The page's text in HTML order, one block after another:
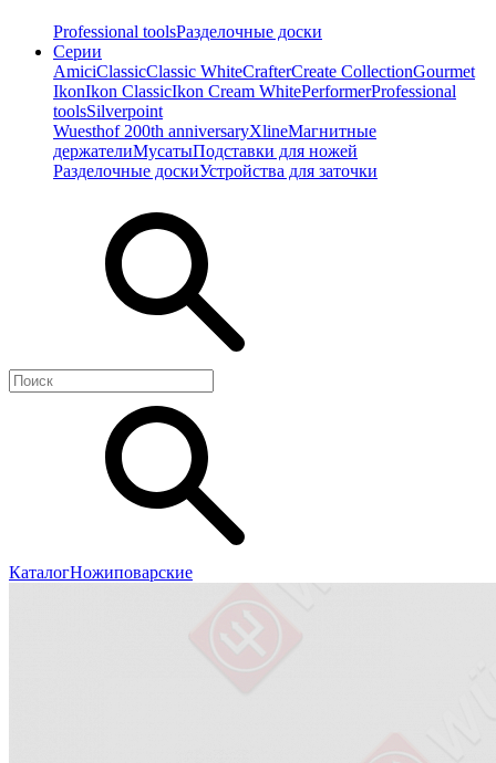
Professional toolsРазделочные доски
Серии
AmiciClassicClassic WhiteCrafterCreate CollectionGourmet
IkonIkon ClassiсIkon Cream WhitePerformerProfessional
toolsSilverpoint
Wuesthof 200th anniversaryXlineМагнитные
держателиМусатыПодставки для ножей
Разделочные доскиУстройства для заточки
КаталогНожиповарские